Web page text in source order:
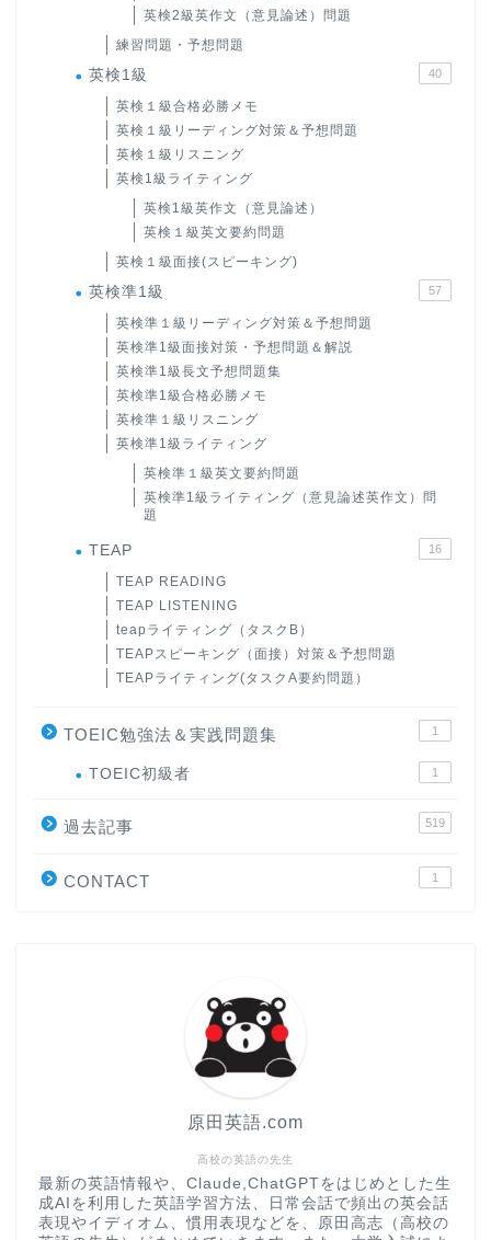
英検2級英作文（意見論述）問題
練習問題・予想問題
英検1級 40
英検１級合格必勝メモ
英検１級リーディング対策＆予想問題
英検１級リスニング
英検1級ライティング
英検1級英作文（意見論述）
英検１級英文要約問題
英検１級面接(スピーキング)
英検準1級 57
英検準１級リーディング対策＆予想問題
英検準1級面接対策・予想問題＆解説
英検準1級長文予想問題集
英検準1級合格必勝メモ
英検準１級リスニング
英検準1級ライティング
英検準１級英文要約問題
英検準1級ライティング（意見論述英作文）問
題
TEAP 16
TEAP READING
TEAP LISTENING
teapライティング（タスクB）
TEAPスピーキング（面接）対策＆予想問題
TEAPライティング(タスクA要約問題）
TOEIC勉強法＆実践問題集 1
TOEIC初級者 1
過去記事 519
CONTACT 1
高校の英語の先生
原田英語.com
最新の英語情報や、Claude,ChatGPTをはじめとした生
成AIを利用した英語学習方法、日常会話で頻出の英会話
表現やイディオム、慣用表現などを、原田高志（高校の
大学入試英語対策講座
英語名言・格言・カッコい
い英語＆素敵な英文フレー
CONTACT